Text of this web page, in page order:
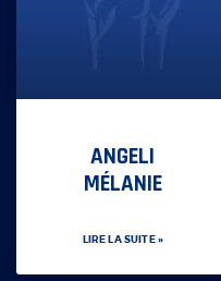
ANGELI
MÉLANIE
LIRE LA SUITE »